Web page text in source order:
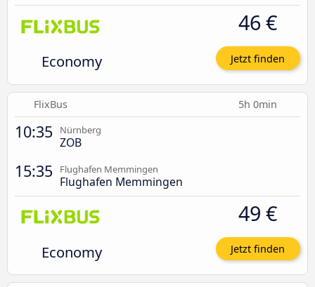
Economy
46 €
Jetzt finden
FlixBus 5h 0min
10:35 Nürnberg
ZOB
15:35 Flughafen Memmingen
Flughafen Memmingen
Economy
49 €
Jetzt finden